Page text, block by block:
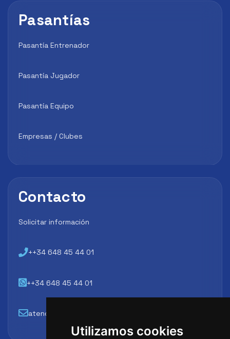
Utilizamos cookies
Pasantías
Pasantía Entrenador
Pasantía Jugador
Pasantía Equipo
Empresas / Clubes
Contacto
Solicitar información
++34 648 45 44 01
++34 648 45 44 01
atencion@futbollab.com